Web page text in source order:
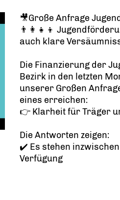
🎥Große Anfrage
👨‍👩‍👧‍👦
auch klare
Die Finanzierung der
Bezirk in den letzten
unserer Großen
eines erreichen:
👉 Klarheit für Träger
Die Antworten zeigen:
✔️ Es stehen
Verfügung